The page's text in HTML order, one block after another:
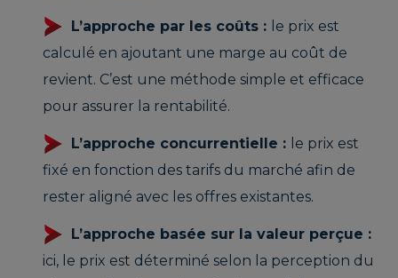
L’approche par les coûts : le prix est
calculé en ajoutant une marge au coût de
revient. C’est une méthode simple et efficace
pour assurer la rentabilité.
L’approche concurrentielle : le prix est
fixé en fonction des tarifs du marché afin de
rester aligné avec les offres existantes.
L’approche basée sur la valeur perçue :
ici, le prix est déterminé selon la perception du